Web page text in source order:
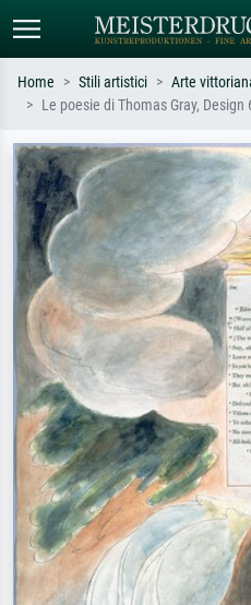
Cerca per artista, titolo o stile – es.
Monet, Notte stellata,
Impressionismo, onda di Hokusai,
Home Stili artistici Arte
Le poesie di Thomas Gray, Design